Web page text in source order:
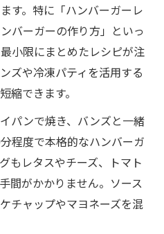
す。特に「ハンバーガーレ
バーガーの作り方」といっ
小限にまとめたレシピが注
ズや冷凍パティを活用する
縮できます。
パンで焼き、バンズと一緒
程度で本格的なハンバーガ
もレタスやチーズ、トマト
間がかかりません。ソース
チャップやマヨネーズを混